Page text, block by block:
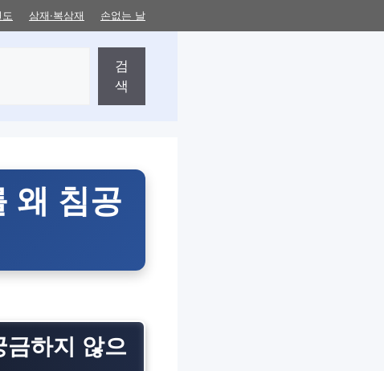
삼재·복삼재 손없는 날
검
색
왜 침공
금하지 않으